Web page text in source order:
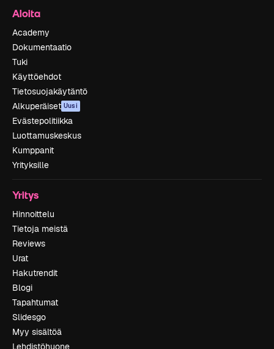
Aloita
Academy
Dokumentaatio
Tuki
Käyttöehdot
Tietosuojakäytäntö
Alkuperäiset Uusi
Evästepolitiikka
Luottamuskeskus
Kumppanit
Yrityksille
Yritys
Hinnoittelu
Tietoja meistä
Reviews
Urat
Hakutrendit
Blogi
Tapahtumat
Slidesgo
Myy sisältöä
Lehdistöhuone